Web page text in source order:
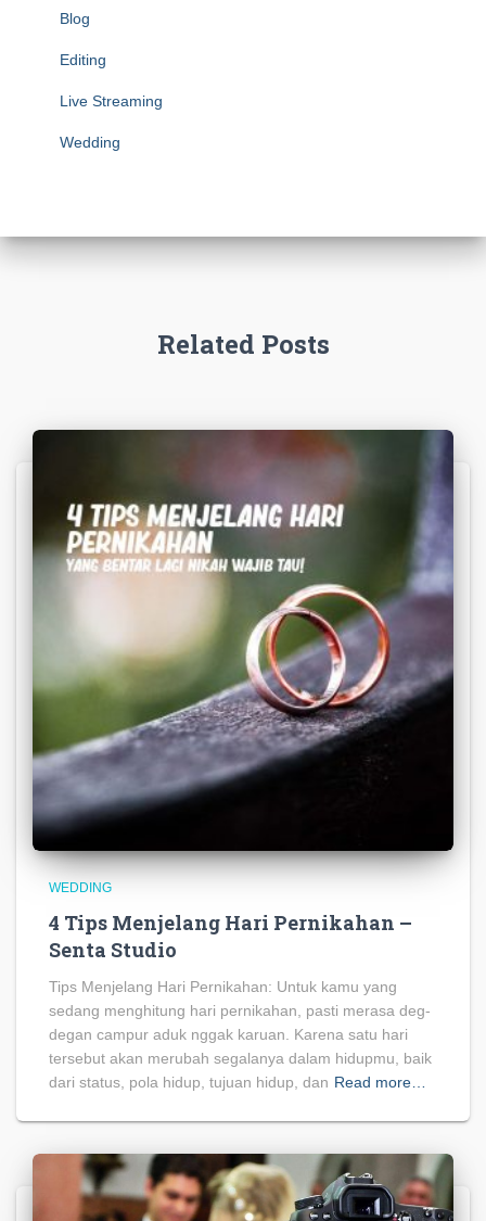
Blog
Editing
Live Streaming
Wedding
Related Posts
WEDDING
4 Tips Menjelang Hari Pernikahan –
Senta Studio
Tips Menjelang Hari Pernikahan: Untuk kamu yang
sedang menghitung hari pernikahan, pasti merasa deg-
degan campur aduk nggak karuan. Karena satu hari
tersebut akan merubah segalanya dalam hidupmu, baik
dari status, pola hidup, tujuan hidup, dan Read more…